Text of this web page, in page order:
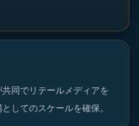
同でリテールメディアを
してのスケールを確保。